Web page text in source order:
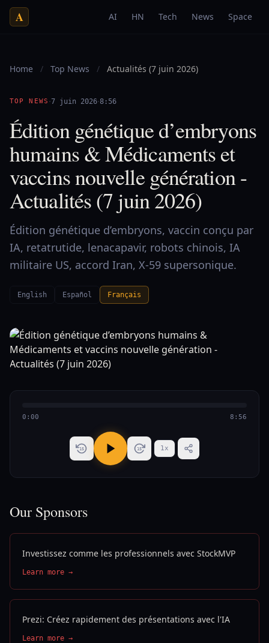
A AI HN Tech News Space
Home / Top News / Actualités (7 juin 2026)
TOP NEWS ·7 juin 2026·8:56
Édition génétique d’embryons
humains & Médicaments et
vaccins nouvelle génération -
Actualités (7 juin 2026)
Édition génétique d’embryons, vaccin conçu par
IA, retatrutide, lenacapavir, robots chinois, IA
militaire US, accord Iran, X-59 supersonique.
English Español Français
0:00 8:56
15 15 1x
Our Sponsors
Investissez comme les professionnels avec StockMVP
Learn more →
Prezi: Créez rapidement des présentations avec l'IA
Learn more →